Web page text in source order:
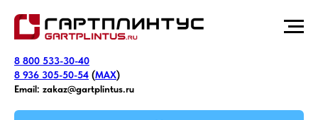
8 800 533-30-40
8 936 305-50-54 (MAX)
Email: zakaz@gartplintus.ru